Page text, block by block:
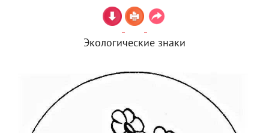
Экологические знаки